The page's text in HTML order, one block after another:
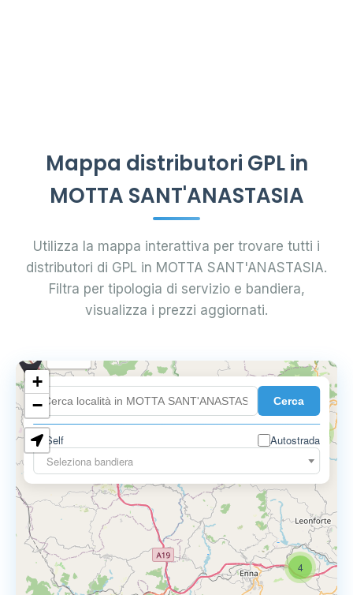
Mappa distributori GPL in
MOTTA SANT'ANASTASIA
Utilizza la mappa interattiva per trovare tutti i
distributori di GPL in MOTTA SANT'ANASTASIA.
Filtra per tipologia di servizio e bandiera,
visualizza i prezzi aggiornati.
Cerca
Self
Autostrada
Seleziona bandiera
4
+
−